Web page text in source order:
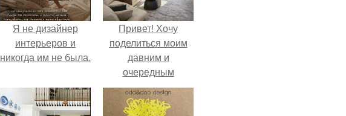
Я не дизайнер
интерьеров и
никогда им не была.
Привет! Хочу
поделиться моим
давним и
очередным
неопубликованным
проектом.